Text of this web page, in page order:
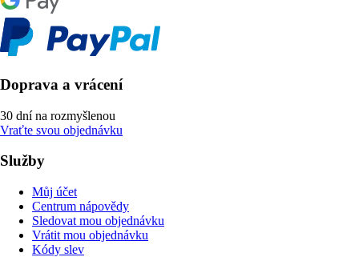
Doprava a vrácení
30 dní na rozmyšlenou
Vraťte svou objednávku
Služby
Můj účet
Centrum nápovědy
Sledovat mou objednávku
Vrátit mou objednávku
Kódy slev